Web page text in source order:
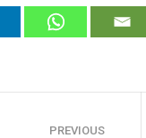
PREVIOUS